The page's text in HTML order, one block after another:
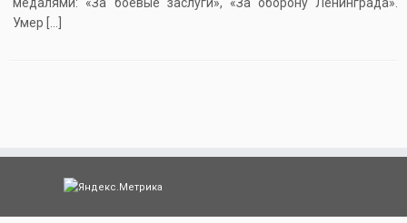
медалями: «За боевые заслуги», «За оборону Ленинграда».
Умер […]